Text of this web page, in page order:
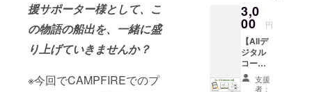
援サポーター様として、こ
の物語の船出を、一緒に盛
り上げていきませんか？
※今回でCAMPFIREでのプ
を始動させ
巻(電子)
データ
(JPEG)
(4)著者
描き下
ろしお
礼イラ
スト
3,0
00 円
【Allデ
ジタル
コー
ス】 (1)
単行本1
支援
者：